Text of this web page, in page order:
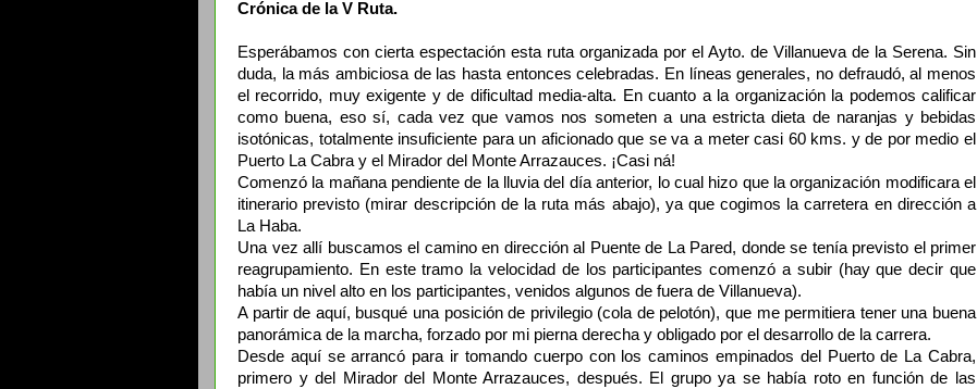
Crónica de la V Ruta.
Esperábamos con cierta espectación esta ruta organizada por el Ayto. de Villanueva de la Serena. Sin
duda, la más ambiciosa de las hasta entonces celebradas. En líneas generales, no defraudó, al menos
el recorrido, muy exigente y de dificultad media-alta. En cuanto a la organización la podemos calificar
como buena, eso sí, cada vez que vamos nos someten a una estricta dieta de naranjas y bebidas
isotónicas, totalmente insuficiente para un aficionado que se va a meter casi 60 kms. y de por medio el
Puerto La Cabra y el Mirador del Monte Arrazauces. ¡Casi ná!
Comenzó la mañana pendiente de la lluvia del día anterior, lo cual hizo que la organización modificara el
itinerario previsto (mirar descripción de la ruta más abajo), ya que cogimos la carretera en dirección a
La Haba.
Una vez allí buscamos el camino en dirección al Puente de La Pared, donde se tenía previsto el primer
reagrupamiento. En este tramo la velocidad de los participantes comenzó a subir (hay que decir que
había un nivel alto en los participantes, venidos algunos de fuera de Villanueva).
A partir de aquí, busqué una posición de privilegio (cola de pelotón), que me permitiera tener una buena
panorámica de la marcha, forzado por mi pierna derecha y obligado por el desarrollo de la carrera.
Desde aquí se arrancó para ir tomando cuerpo con los caminos empinados del Puerto de La Cabra,
primero y del Mirador del Monte Arrazauces, después. El grupo ya se había roto en función de las